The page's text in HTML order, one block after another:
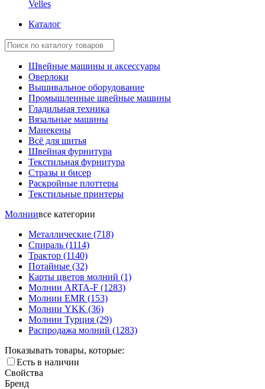
Velles
Каталог
Швейные машины и аксессуары
Оверлоки
Вышивальное оборудование
Промышленные швейные машины
Гладильная техника
Вязальные машины
Манекены
Всё для шитья
Швейная фурнитура
Текстильная фурнитура
Стразы и бисер
Раскройные плоттеры
Текстильные принтеры
Молниивсе категории
Металлические (718)
Спираль (1114)
Трактор (1140)
Потайные (32)
Карты цветов молний (1)
Молнии ARTA-F (1283)
Молнии EMR (153)
Молнии YKK (36)
Молнии Турция (29)
Распродажа молний (1283)
Показывать товары, которые:
Есть в наличии
Свойства
Бренд